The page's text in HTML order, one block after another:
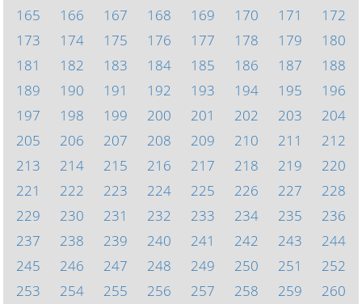
165
166 167 168 169 170 171
172
173
174 175 176 177 178 179
180
181
182 183 184 185 186 187
188
189
190 191 192 193 194 195
196
197
198 199 200 201 202 203
204
205
206 207 208 209 210 211
212
213
214 215 216 217 218 219
220
221
222 223 224 225 226 227
228
229
230 231 232 233 234 235
236
237
238 239 240 241 242 243
244
245
246 247 248 249 250 251
252
253
254 255 256 257 258 259
260